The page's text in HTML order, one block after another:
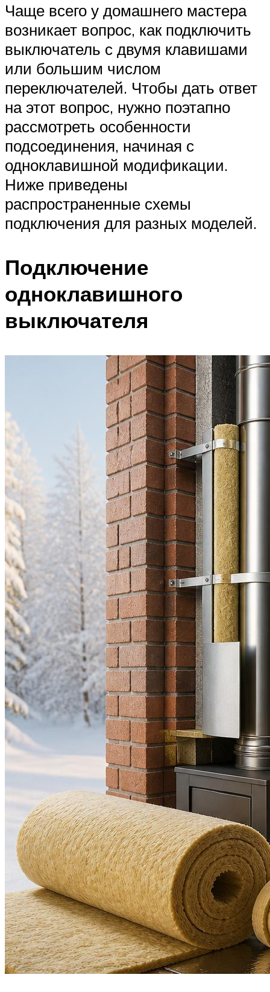
Чаще всего у домашнего мастера
возникает вопрос, как подключить
выключатель с двумя клавишами
или большим числом
переключателей. Чтобы дать ответ
на этот вопрос, нужно поэтапно
рассмотреть особенности
подсоединения, начиная с
одноклавишной модификации.
Ниже приведены
распространенные схемы
подключения для разных моделей.
Подключение
одноклавишного
выключателя